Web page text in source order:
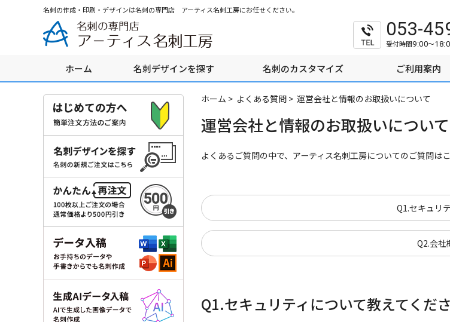
ビ
ゲ
名刺の作成・印刷・デザインは名刺の専門店 アーティス名刺工房にお任せください。
053-
受付時間9:00～
ホーム 名刺デザインを探す 名刺のカスタマイズ ご利用案内
ホーム > よくある質問 > 運営会社と情報のお取扱いについて
運営会社と情報のお取扱いについて
よくあるご質問の中で、アーティス名刺工房についてのご質問は
Q1.セキュリ
Q2.会社
Q1.セキュリティについて教えてくださ